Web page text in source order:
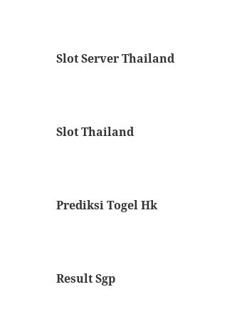
Slot Server Thailand
Slot Thailand
Prediksi Togel Hk
Result Sgp